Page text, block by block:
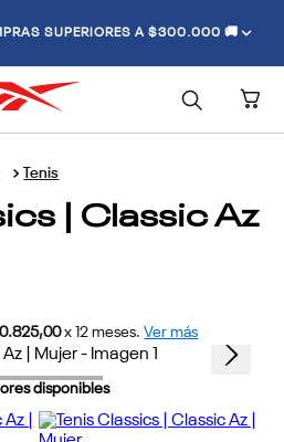
SUPERIORES A $300.000 🚚
Tenis
| Classic Az
x 12 meses. Ver más
disponibles